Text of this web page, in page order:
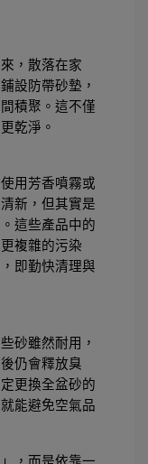
，散落在家
設防帶砂墊，
積聚。這不僅
乾淨。
用芳香噴霧或
新，但其實是
這些產品中的
複雜的污染
即勤快清理與
砂雖然耐用，
仍會釋放臭
更換全盆砂的
能避免空氣品
，而是依靠一